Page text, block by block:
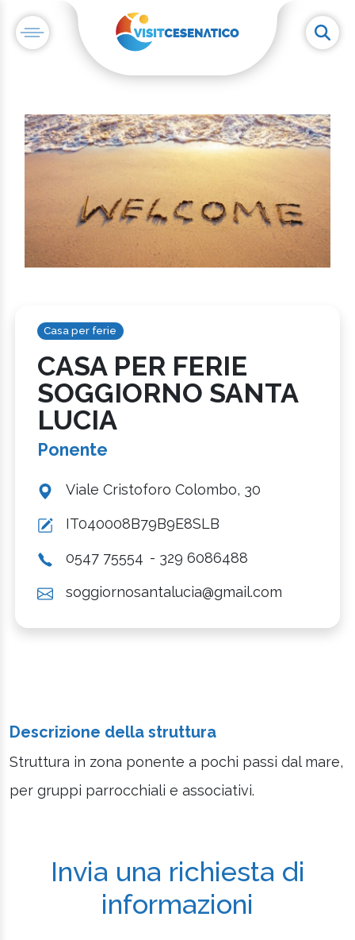
Casa per ferie
CASA PER FERIE
SOGGIORNO SANTA
LUCIA
Ponente
Viale Cristoforo Colombo, 30
IT040008B79B9E8SLB
0547 75554 - 329 6086488
soggiornosantalucia@gmail.com
Descrizione della struttura
Struttura in zona ponente a pochi passi dal mare,
per gruppi parrocchiali e associativi.
Invia una richiesta di
informazioni